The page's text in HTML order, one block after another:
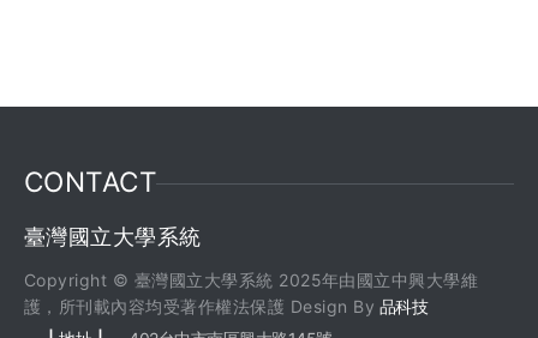
CONTACT
臺灣國立大學系統
Copyright © 臺灣國立大學系統 2025年由國立中興大學維
護，所刊載內容均受著作權法保護 Design By 品科技